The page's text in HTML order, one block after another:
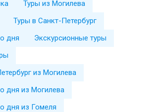
Туры из Могилева
Туры в Санкт-Петербург
дня
Экскурсионные туры
из Могилева
дня из Могилева
дня из Гомеля